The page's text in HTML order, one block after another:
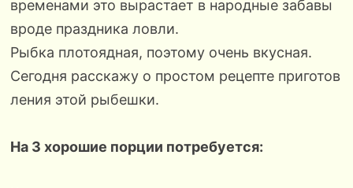
временами это вырастает в народные забавы
вроде праздника ловли.
Рыбка плотоядная, поэтому очень вкусная.
Сегодня расскажу о простом рецепте приготов
ления этой рыбешки.
На 3 хорошие порции потребуется: